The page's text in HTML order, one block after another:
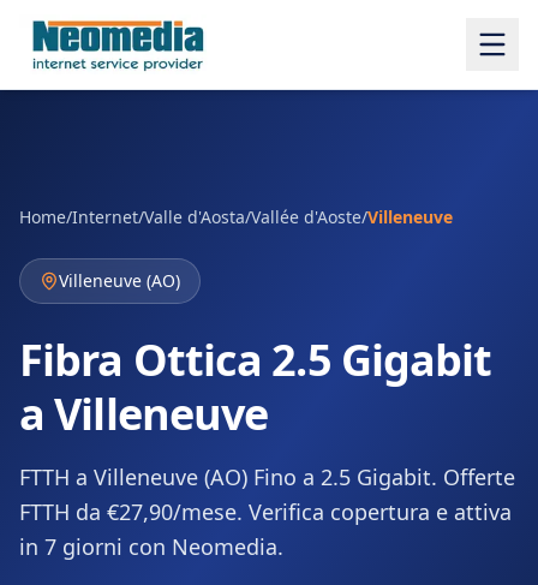
Home/Internet/Valle d'Aosta/Vallée d'Aoste/Villeneuve
Villeneuve (AO)
Fibra Ottica 2.5 Gigabit
a Villeneuve
FTTH a Villeneuve (AO) Fino a 2.5 Gigabit. Offerte
FTTH da €27,90/mese. Verifica copertura e attiva
in 7 giorni con Neomedia.